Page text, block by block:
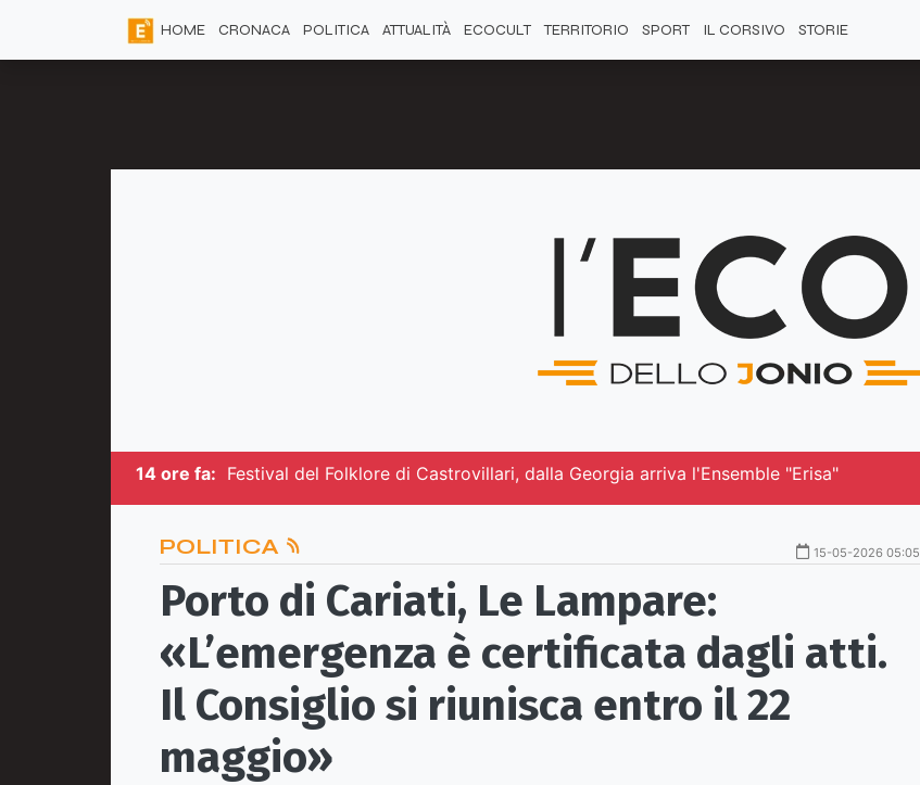
HOME CRONACA POLITICA ATTUALITÀ ECOCULT TERRITORIO SPORT IL CORSIVO STORIE
14 ore fa: Festival del Folklore di Castrovillari, dalla Georgia arriva l'Ensemble "Erisa"
POLITICA 15-05-2026 05:05
Porto di Cariati, Le Lampare:
«L’emergenza è certificata dagli atti.
Il Consiglio si riunisca entro il 22
maggio»